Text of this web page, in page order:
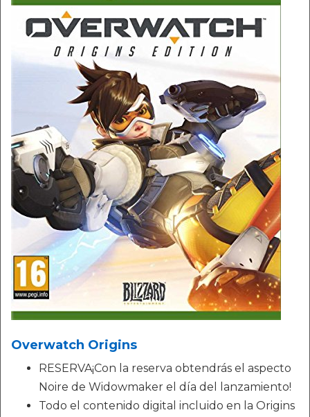
Overwatch Origins
RESERVA¡Con la reserva obtendrás el aspecto
Noire de Widowmaker el día del lanzamiento!
Todo el contenido digital incluido en la Origins